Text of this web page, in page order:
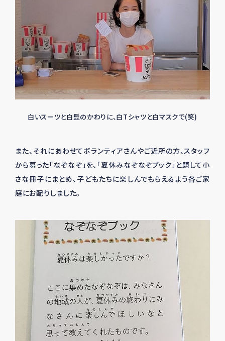
白いスーツと白髭のかわりに、白Tシャツと白マスクで(笑)
また、それにあわせてボランティアさんやご近所の方、スタッフ
から募った「なぞなぞ」を、「夏休みなぞなぞブック」と題して小
さな冊子にまとめ、子どもたちに楽しんでもらえるよう各ご家
庭にお配りしました。